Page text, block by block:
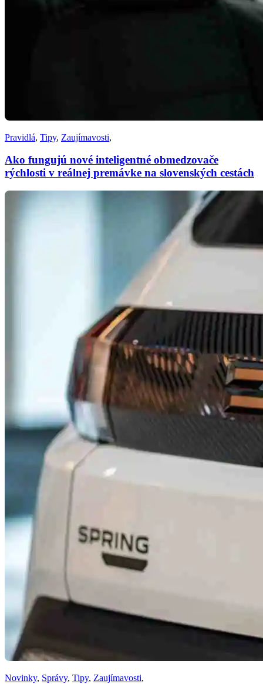
Pravidlá, Tipy, Zaujímavosti,
Ako fungujú nové inteligentné obmedzovače
rýchlosti v reálnej premávke na slovenských cestách
Novinky, Správy, Tipy, Zaujímavosti,